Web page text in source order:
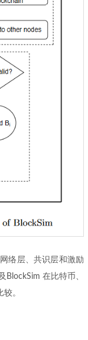
络层、共识层和激励
在比特币、
。